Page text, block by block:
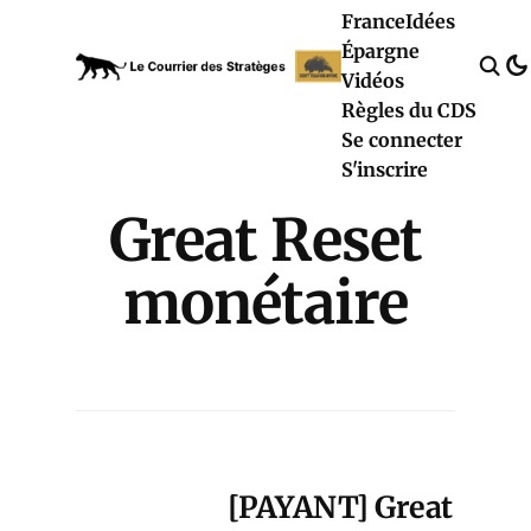
FranceIdées
Épargne
Vidéos
Règles du CDS
Se connecter
S'inscrire
Great Reset
monétaire
[PAYANT] Great